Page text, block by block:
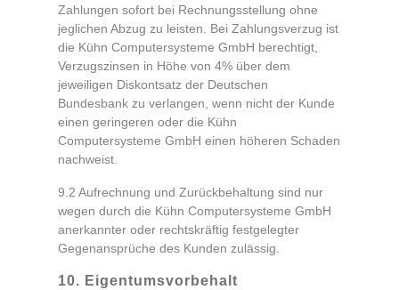
Zahlungen sofort bei Rechnungsstellung ohne
jeglichen Abzug zu leisten. Bei Zahlungsverzug ist
die Kühn Computersysteme GmbH berechtigt,
Verzugszinsen in Höhe von 4% über dem
jeweiligen Diskontsatz der Deutschen
Bundesbank zu verlangen, wenn nicht der Kunde
einen geringeren oder die Kühn
Computersysteme GmbH einen höheren Schaden
nachweist.
9.2 Aufrechnung und Zurückbehaltung sind nur
wegen durch die Kühn Computersysteme GmbH
anerkannter oder rechtskräftig festgelegter
Gegenansprüche des Kunden zulässig.
10. Eigentumsvorbehalt